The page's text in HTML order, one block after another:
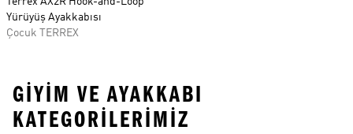
Yürüyüş Ayakkabısı
Çocuk TERREX
GIYIM VE AYAKKABI
KATEGORILERIMIZ